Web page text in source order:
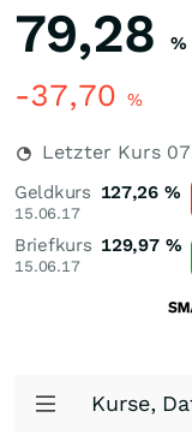
79,28 %
-37,70 %
Letzter Kurs
Geldkurs
15.06.17
127,26 %
Briefkurs
15.06.17
129,97 %
Kurse,